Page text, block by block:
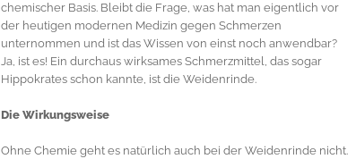
chemischer Basis. Bleibt die Frage, was hat man eigentlich vor
der heutigen modernen Medizin gegen Schmerzen
unternommen und ist das Wissen von einst noch anwendbar?
Ja, ist es! Ein durchaus wirksames Schmerzmittel, das sogar
Hippokrates schon kannte, ist die Weidenrinde.
Die Wirkungsweise
Ohne Chemie geht es natürlich auch bei der Weidenrinde nicht.